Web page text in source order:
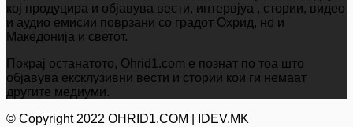
кој продуцира и објавува вести, интервјуа , стории, видео
и аудио емисии поврзани со градот Охрид, но и
Македонија и светот.
Покрај останатото, Ohrid1.com е познат по тоа што
објавува ексклузивни вести и стории кои ги немаат
другите медиуми.
© Copyright 2022 OHRID1.COM | IDEV.MK